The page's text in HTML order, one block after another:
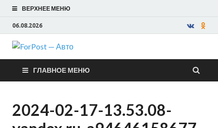
ВЕРХНЕЕ МЕНЮ
06.08.2026
ForPost —
Авто
ГЛАВНОЕ МЕНЮ
2024-02-17-13.53.08-